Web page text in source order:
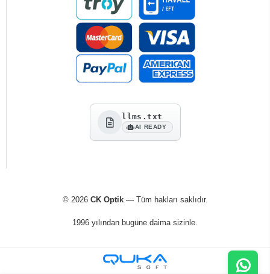
llms.txt
AI READY
© 2026 CK Optik— Tüm hakları saklıdır.
1996 yılından bugüne daima sizinle.